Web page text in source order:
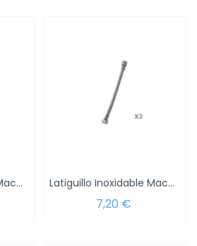
Latiguillo Inoxidable Macho 1/2 - Hembra... Latiguillo Inoxidable Macho 3/8 - Hembra...
7,20 €